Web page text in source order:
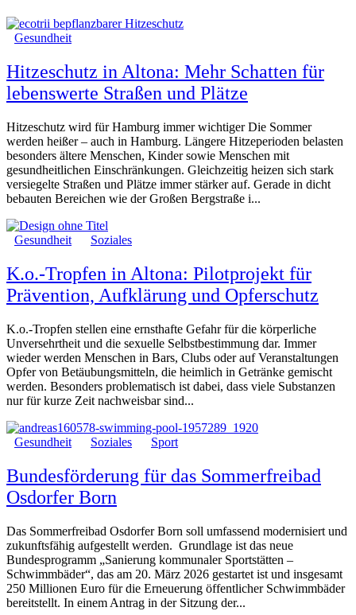
Gesundheit
Hitzeschutz in Altona: Mehr Schatten für
lebenswerte Straßen und Plätze
Hitzeschutz wird für Hamburg immer wichtiger Die Sommer
werden heißer – auch in Hamburg. Längere Hitzeperioden belasten
besonders ältere Menschen, Kinder sowie Menschen mit
gesundheitlichen Einschränkungen. Gleichzeitig heizen sich stark
versiegelte Straßen und Plätze immer stärker auf. Gerade in dicht
bebauten Bereichen wie der Großen Bergstraße i...
Gesundheit Soziales
K.o.-Tropfen in Altona: Pilotprojekt für
Prävention, Aufklärung und Opferschutz
K.o.-Tropfen stellen eine ernsthafte Gefahr für die körperliche
Unversehrtheit und die sexuelle Selbstbestimmung dar. Immer
wieder werden Menschen in Bars, Clubs oder auf Veranstaltungen
Opfer von Betäubungsmitteln, die heimlich in Getränke gemischt
werden. Besonders problematisch ist dabei, dass viele Substanzen
nur für kurze Zeit nachweisbar sind...
Gesundheit Soziales Sport
Bundesförderung für das Sommerfreibad
Osdorfer Born
Das Sommerfreibad Osdorfer Born soll umfassend modernisiert und
zukunftsfähig aufgestellt werden. Grundlage ist das neue
Bundesprogramm „Sanierung kommunaler Sportstätten –
Schwimmbäder“, das am 20. März 2026 gestartet ist und insgesamt
250 Millionen Euro für die Erneuerung öffentlicher Schwimmbäder
bereitstellt. In einem Antrag in der Sitzung der...